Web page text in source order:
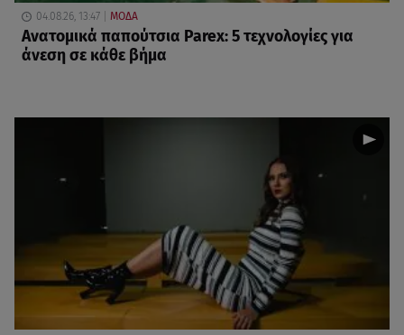
04.08.26, 13:47 ΜΟΔΑ
Ανατομικά παπούτσια Parex: 5 τεχνολογίες για
άνεση σε κάθε βήμα